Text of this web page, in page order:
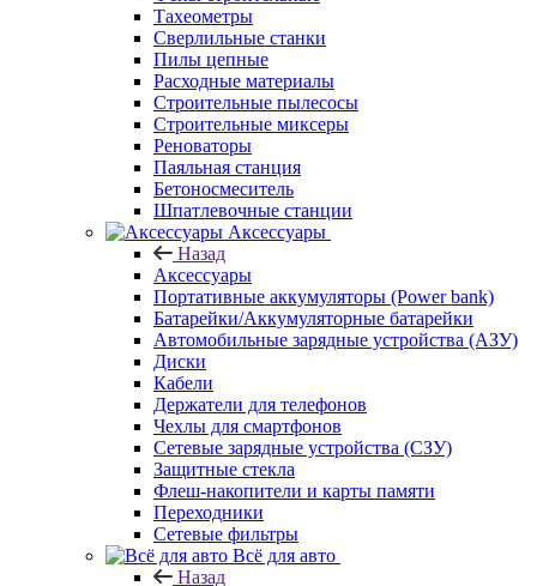
Тахеометры
Сверлильные станки
Пилы цепные
Расходные материалы
Строительные пылесосы
Строительные миксеры
Реноваторы
Паяльная станция
Бетоносмеситель
Шпатлевочные станции
Аксессуары
Назад
Аксессуары
Портативные аккумуляторы (Power bank)
Батарейки/Аккумуляторные батарейки
Автомобильные зарядные устройства (АЗУ)
Диски
Кабели
Держатели для телефонов
Чехлы для смартфонов
Сетевые зарядные устройства (СЗУ)
Защитные стекла
Флеш-накопители и карты памяти
Переходники
Сетевые фильтры
Всё для авто
Назад